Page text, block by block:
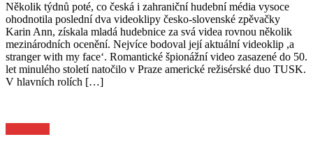
Několik týdnů poté, co česká i zahraniční hudební média vysoce
ohodnotila poslední dva videoklipy česko-slovenské zpěvačky
Karin Ann, získala mladá hudebnice za svá videa rovnou několik
mezinárodních ocenění. Nejvíce bodoval její aktuální videoklip ,a
stranger with my face‘. Romantické špionážní video zasazené do 50.
let minulého století natočilo v Praze americké režisérské duo TUSK.
V hlavních rolích […]